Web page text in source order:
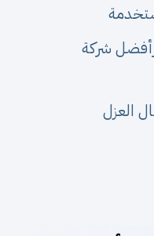
شركة
العزل